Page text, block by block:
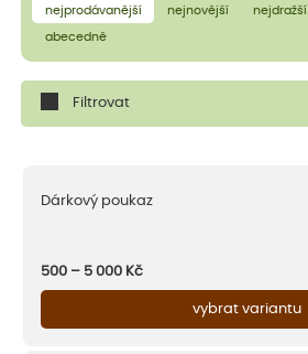
nejprodávanější nejnovější nejdražší
abecedně
Filtrovat
Dárkový poukaz
500 – 5 000 Kč
vybrat variantu